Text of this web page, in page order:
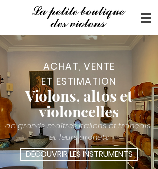
DÉCOUVRIR LES INSTRUMENTS
ACHAT, VENTE
ET ESTIMATION
Violons, altos et
violoncelles
de grands maîtres italiens et français
et leurs archets